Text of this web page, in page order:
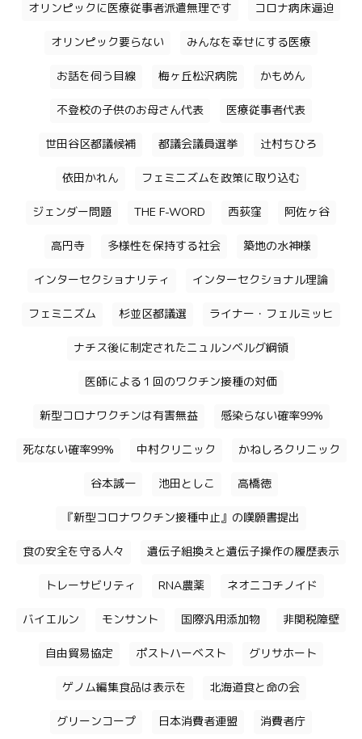
オリンピックに医療従事者派遣無理です コロナ病床逼迫
オリンピック要らない みんなを幸せにする医療
お話を伺う目線 梅ヶ丘松沢病院 かもめん
不登校の子供のお母さん代表 医療従事者代表
世田谷区都議候補 都議会議員選挙 辻村ちひろ
依田かれん フェミニズムを政策に取り込む
ジェンダー問題 THE F-WORD 西荻窪 阿佐ヶ谷
高円寺 多様性を保持する社会 築地の水神様
インターセクショナリティ インターセクショナル理論
フェミニズム 杉並区都議選 ライナー・フェルミッヒ
ナチス後に制定されたニュルンベルグ綱領
医師による１回のワクチン接種の対価
新型コロナワクチンは有害無益 感染らない確率99%
死なない確率99% 中村クリニック かねしろクリニック
谷本誠一 池田としこ 高橋徳
『新型コロナワクチン接種中止』の嘆願書提出
食の安全を守る人々 遺伝子組換えと遺伝子操作の履歴表示
トレーサビリティ RNA農薬 ネオニコチノイド
バイエルン モンサント 国際汎用添加物 非関税障壁
自由貿易協定 ポストハーベスト グリサホート
ゲノム編集食品は表示を 北海道食と命の会
グリーンコープ 日本消費者連盟 消費者庁